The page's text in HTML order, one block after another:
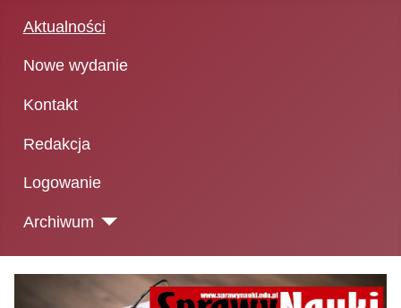
Aktualności
Nowe wydanie
Kontakt
Redakcja
Logowanie
Archiwum